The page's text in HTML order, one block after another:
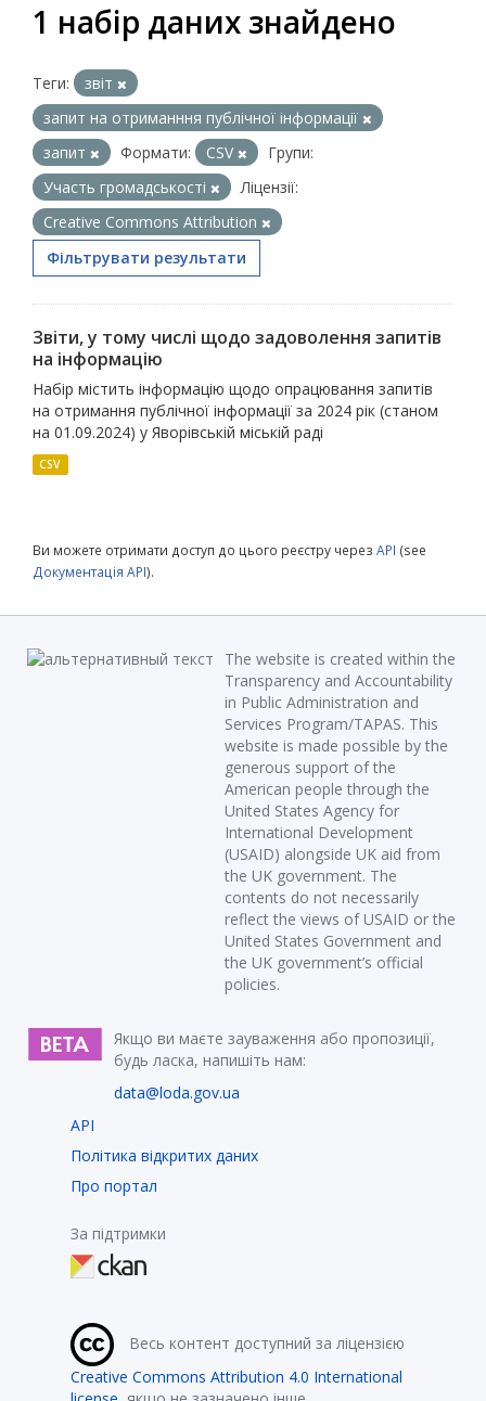
1 набір даних знайдено
Теги:
звіт
запит на отриманння публічної інформації
запит
Формати: CSV
Групи:
Участь громадськості
Ліцензії:
Creative Commons Attribution
Фільтрувати результати
Звіти, у тому числі щодо задоволення запитів
на інформацію
Набір містить інформацію щодо опрацювання запитів
на отримання публічної інформації за 2024 рік (станом
на 01.09.2024) у Яворівській міській раді
CSV
Ви можете отримати доступ до цього реєстру через API (see
Документація API).
The website is created within the
Transparency and Accountability
in Public Administration and
Services Program/TAPAS. This
website is made possible by the
generous support of the
American people through the
United States Agency for
International Development
(USAID) alongside UK aid from
the UK government. The
contents do not necessarily
reflect the views of USAID or the
United States Government and
the UK government’s official
policies.
Якщо ви маєте зауваження або пропозиції,
будь ласка, напишіть нам:
data@loda.gov.ua
API
Політика відкритих даних
Про портал
За підтримки
Весь контент доступний за ліцензією
Creative Commons Attribution 4.0 International